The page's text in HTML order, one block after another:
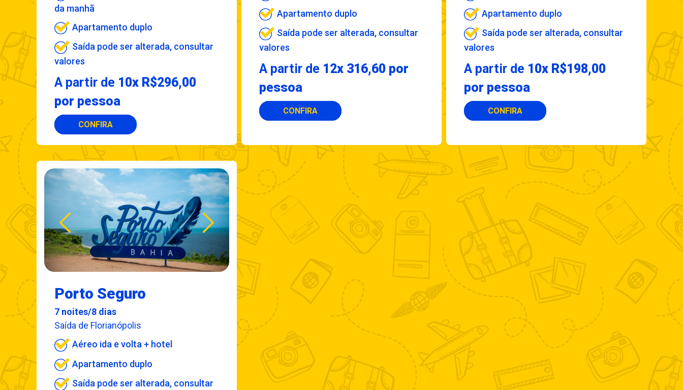
da manhã
Apartamento duplo
Saída pode ser alterada, consultar
valores
A partir de 10x R$296,00
por pessoa
CONFIRA
Apartamento duplo
Saída pode ser alterada, consultar
valores
A partir de 12x 316,60 por
pessoa
CONFIRA
Apartamento duplo
Saída pode ser alterada, consultar
valores
A partir de 10x R$198,00
por pessoa
CONFIRA
Porto Seguro
7 noites/8 dias
Saída de Florianópolis
Aéreo ida e volta + hotel
Apartamento duplo
Saída pode ser alterada, consultar